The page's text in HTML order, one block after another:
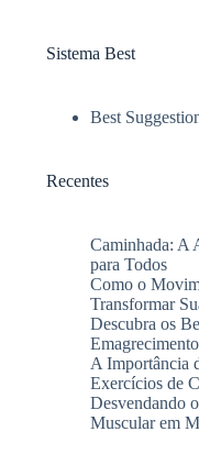
Sistema Best
Best
Recentes
Caminhada: A
para Todos
Como o
Transformar
Descubra os
A Importância
Exercícios de
Desvendando
Muscular em